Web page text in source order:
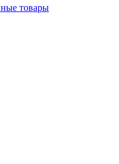
товары